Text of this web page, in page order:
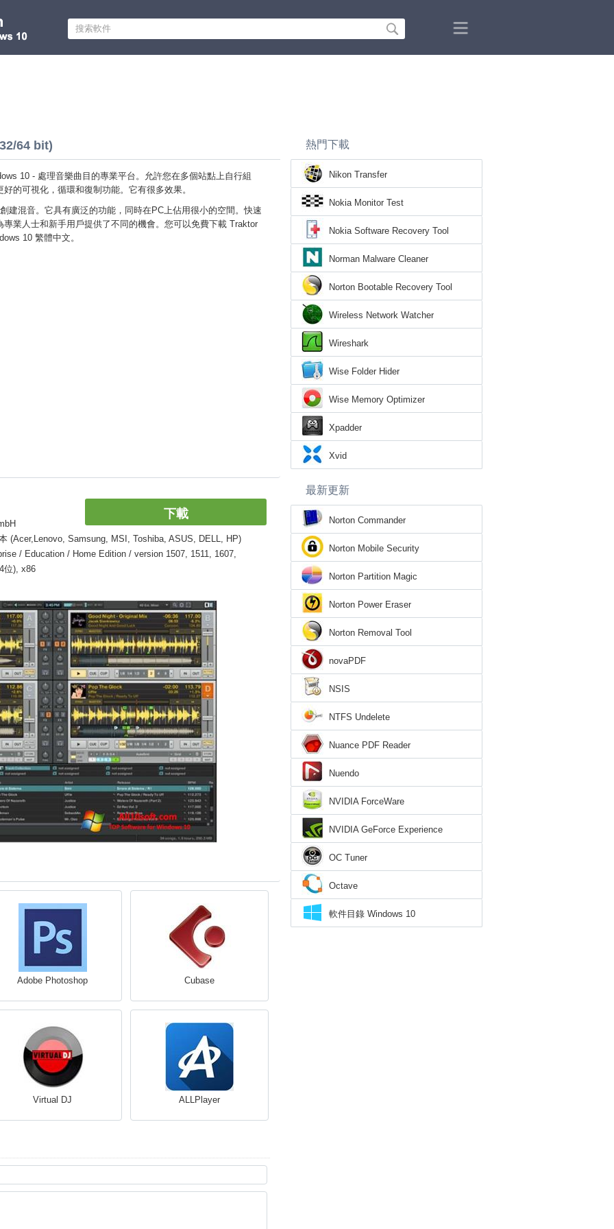
64 bit)
10 - 處理音樂曲目的專業平台。允許您在多個站點上自行組
的可視化，循環和復制功能。它有很多效果。
建混音。它具有廣泛的功能，同時在PC上佔用很小的空間。快速
專業人士和新手用戶提供了不同的機會。您可以免費下載 Traktor
10 繁體中文。
下載
(Acer,Lenovo, Samsung, MSI, Toshiba, ASUS, DELL, HP)
/ Education / Home Edition / version 1507, 1511, 1607,
位), x86
Adobe Photoshop Cubase
Virtual DJ ALLPlayer
熱門下載
Nikon Transfer
Nokia Monitor Test
Nokia Software Recovery Tool
Norman Malware Cleaner
Norton Bootable Recovery Tool
Wireless Network Watcher
Wireshark
Wise Folder Hider
Wise Memory Optimizer
Xpadder
Xvid
最新更新
Norton Commander
Norton Mobile Security
Norton Partition Magic
Norton Power Eraser
Norton Removal Tool
novaPDF
NSIS
NTFS Undelete
Nuance PDF Reader
Nuendo
NVIDIA ForceWare
NVIDIA GeForce Experience
OC Tuner
Octave
軟件目錄 Windows 10